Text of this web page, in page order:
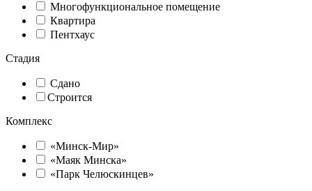
Многофункциональное помещение
Квартира
Пентхаус
Стадия
Сдано
Строится
Комплекс
«Минск-Мир»
«Маяк Минска»
«Парк Челюскинцев»